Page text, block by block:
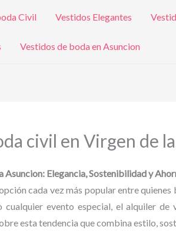
Civil Vestidos Elegantes
Vestidos de boda en Asuncion
civil en Virgen de
Elegancia, Sostenibilidad y
cada vez más popular entre
evento especial, el alquiler
esta tendencia que combina estilo,